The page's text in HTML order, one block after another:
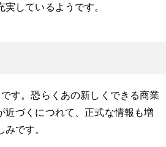
しているようです。
す。恐らくあの新しくできる商業
近づくにつれて、正式な情報も増
です。